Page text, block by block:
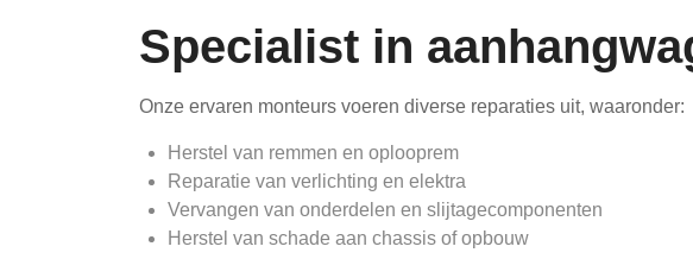
Specialist in
Onze ervaren monteurs voeren diverse reparaties uit, waaronder:
Herstel van remmen en oplooprem
Reparatie van verlichting en elektra
Vervangen van onderdelen en slijtagecomponenten
Herstel van schade aan chassis of opbouw